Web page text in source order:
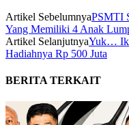
Artikel SebelumnyaPSMTI
Yang Memiliki 4 Anak
Artikel SelanjutnyaYuk…
Hadiahnya Rp 500 Juta
BERITA TERKAIT